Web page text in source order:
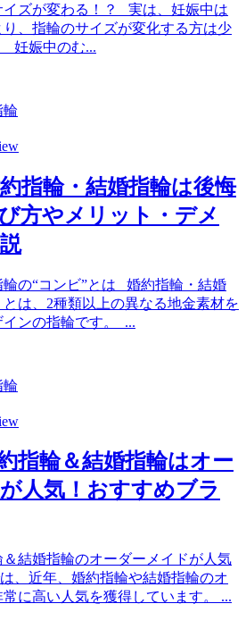
イズが変わる！？ 実は、妊娠中は
、指輪のサイズが変化する方は少
妊娠中のむ...
輪
指輪・結婚指輪は後悔
方やメリット・デメ
の“コンビ”とは 婚約指輪・結婚
は、2種類以上の異なる地金素材を
ンの指輪です。 ...
輪
指輪＆結婚指輪はオー
人気！おすすめブラ
結婚指輪のオーダーメイドが人気
、近年、婚約指輪や結婚指輪のオ
に高い人気を獲得しています。 ...